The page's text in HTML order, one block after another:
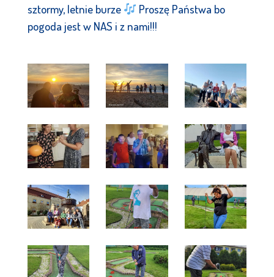
sztormy, letnie burze
Proszę Państwa bo
pogoda jest w NAS i z nami!!!